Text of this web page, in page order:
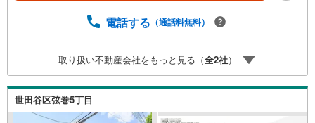
させるCG加工ホームステイジングサービス。購入者様へ、
す。
電話する （通話料無料）
取り扱い不動産会社をもっと見る（全2社）
世田谷区弦巻5丁目